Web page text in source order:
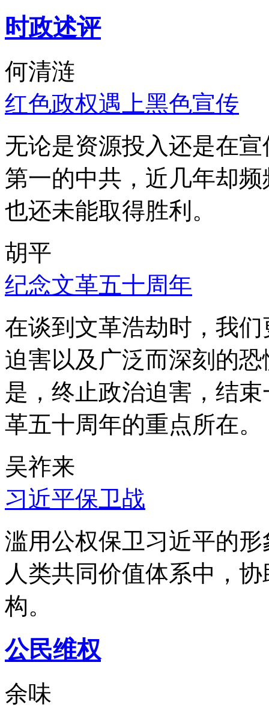
时政述评
何清涟
红色政权遇上黑色宣传
无论是资源投入还是在
第一的中共，近几年却
也还未能取得胜利。
胡平
纪念文革五十周年
在谈到文革浩劫时，我
迫害以及广泛而深刻的
是，终止政治迫害，结
革五十周年的重点所在。
吴祚来
习近平保卫战
滥用公权保卫习近平的
人类共同价值体系中，
构。
公民维权
余味